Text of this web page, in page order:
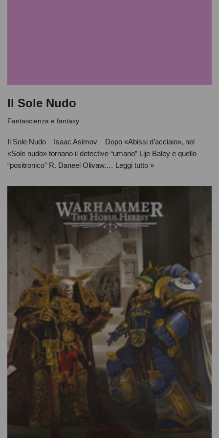
Il Sole Nudo
Fantascienza e fantasy
Il Sole Nudo Isaac Asimov Dopo «Abissi d’acciaio», nel
«Sole nudo» tornano il detective “umano” Lije Baley e quello
“positronico” R. Daneel Olivaw.… Leggi tutto »